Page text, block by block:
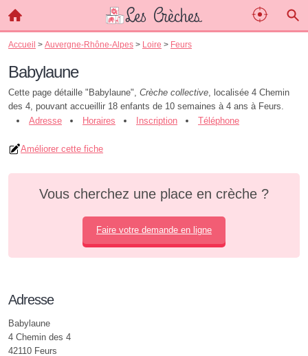
Accueil > Auvergne-Rhône-Alpes > Loire > Feurs
Babylaune
Cette page détaille "Babylaune", Crèche collective, localisée 4 Chemin
des 4, pouvant accueillir 18 enfants de 10 semaines à 4 ans à Feurs.
Adresse
Horaires Inscription Téléphone
Améliorer cette fiche
Vous cherchez une place en crèche ?
Faire votre demande en ligne
Adresse
Babylaune
4 Chemin des 4
42110 Feurs